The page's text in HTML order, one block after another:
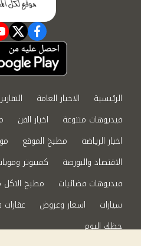
الرئيسية الاخبار العامة
فيديوهات متنوعة
اخبار الفن
اخبار الرياضة
مطبخ الموقع
الاقتصاد والبورصة
كمبيوتر
فيديوهات فضائيات
مطبخ
سيارات
اسعار وعروض
حظك اليوم